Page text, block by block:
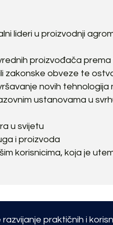
lideri u proizvodnji
proizvođača
zakonske obveze te
novih
ustanovama u
u svijetu
i proizvoda
korisnicima, koja je
razvijanje praktičnih i